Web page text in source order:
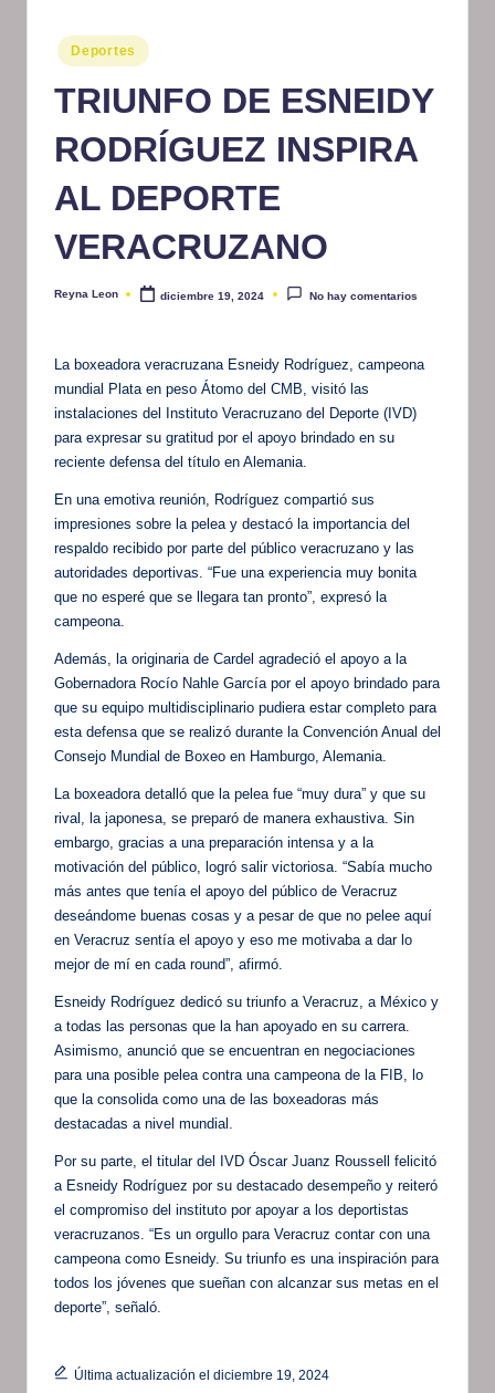
m
at
iv
o
Publicado
en
Deportes
TRIUNFO DE ESNEIDY
RODRÍGUEZ INSPIRA
AL DEPORTE
VERACRUZANO
Publicado
Reyna Leon diciembre 19, 2024 No hay comentarios
La boxeadora veracruzana Esneidy Rodríguez, campeona
mundial Plata en peso Átomo del CMB, visitó las
instalaciones del Instituto Veracruzano del Deporte (IVD)
para expresar su gratitud por el apoyo brindado en su
reciente defensa del título en Alemania.
En una emotiva reunión, Rodríguez compartió sus
impresiones sobre la pelea y destacó la importancia del
respaldo recibido por parte del público veracruzano y las
autoridades deportivas. “Fue una experiencia muy bonita
que no esperé que se llegara tan pronto”, expresó la
campeona.
Además, la originaria de Cardel agradeció el apoyo a la
Gobernadora Rocío Nahle García por el apoyo brindado para
que su equipo multidisciplinario pudiera estar completo para
esta defensa que se realizó durante la Convención Anual del
Consejo Mundial de Boxeo en Hamburgo, Alemania.
La boxeadora detalló que la pelea fue “muy dura” y que su
rival, la japonesa, se preparó de manera exhaustiva. Sin
embargo, gracias a una preparación intensa y a la
motivación del público, logró salir victoriosa. “Sabía mucho
más antes que tenía el apoyo del público de Veracruz
deseándome buenas cosas y a pesar de que no pelee aquí
en Veracruz sentía el apoyo y eso me motivaba a dar lo
mejor de mí en cada round”, afirmó.
Esneidy Rodríguez dedicó su triunfo a Veracruz, a México y
a todas las personas que la han apoyado en su carrera.
Asimismo, anunció que se encuentran en negociaciones
para una posible pelea contra una campeona de la FIB, lo
que la consolida como una de las boxeadoras más
destacadas a nivel mundial.
Por su parte, el titular del IVD Óscar Juanz Roussell felicitó
a Esneidy Rodríguez por su destacado desempeño y reiteró
el compromiso del instituto por apoyar a los deportistas
veracruzanos. “Es un orgullo para Veracruz contar con una
campeona como Esneidy. Su triunfo es una inspiración para
todos los jóvenes que sueñan con alcanzar sus metas en el
deporte”, señaló.
Última actualización el diciembre 19, 2024